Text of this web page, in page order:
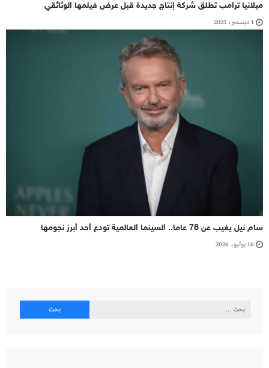
ميلانيا ترامب تطلق شركة إنتاج جديدة قبل عرض فيلمها الوثائقي
1 ديسمبر، 2025
سام نيل يغيب عن 78 عاما.. السينما العالمية تودع أحد أبرز نجومها
16 يوليو، 2026
البحث